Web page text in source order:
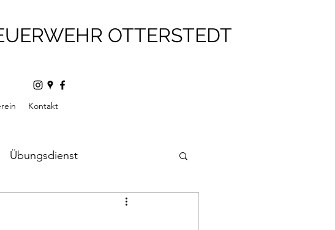
OTTERSTEDT
Kontakt
Übungsdienst
Brandschutz